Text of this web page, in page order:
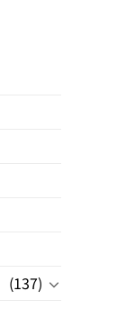
(137)